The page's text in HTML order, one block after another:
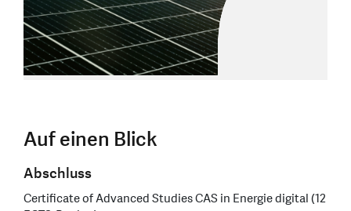
Auf einen Blick
Abschluss
Certificate of Advanced Studies CAS in Energie digital (12